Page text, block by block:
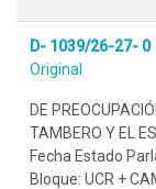
D- 1039/26-27- 0
Original
DE
TAMBERO Y EL
Fecha Estado
Bloque: UCR +